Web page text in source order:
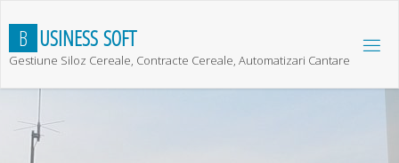
content
B USINESS SOFT
Gestiune Siloz Cereale, Contracte Cereale, Automatizari Cantare